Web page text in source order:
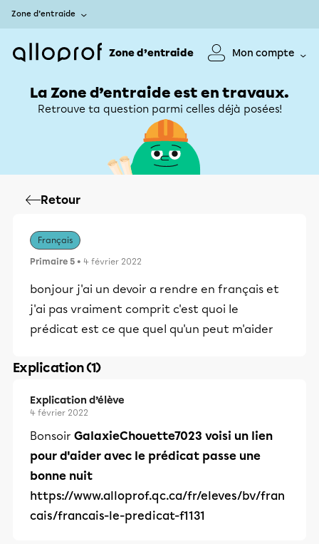
Zone d’entraide
Zone d’entraide Mon compte
La Zone d’entraide est en travaux.
Retrouve ta question parmi celles déjà posées!
Retour
Français
Primaire 5 • 4 février 2022
bonjour j'ai un devoir a rendre en français et
j'ai pas vraiment comprit c'est quoi le
prédicat est ce que quel qu'un peut m'aider
Explication (1)
Explication d’élève
4 février 2022
Bonsoir GalaxieChouette7023 voisi un lien
pour d'aider avec le prédicat passe une
bonne nuit
https://www.alloprof.qc.ca/fr/eleves/bv/fran
cais/francais-le-predicat-f1131